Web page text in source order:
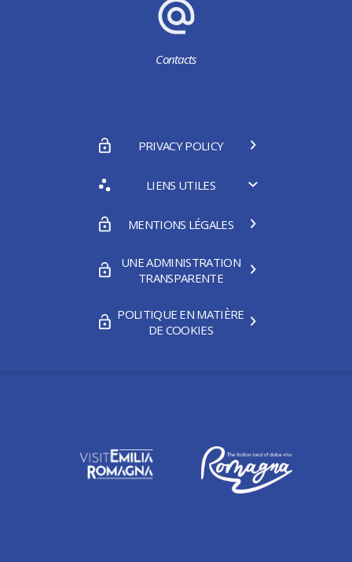
Contacts
PRIVACY POLICY
LIENS UTILES
MENTIONS LÉGALES
UNE ADMINISTRATION
TRANSPARENTE
POLITIQUE EN MATIÈRE
DE COOKIES